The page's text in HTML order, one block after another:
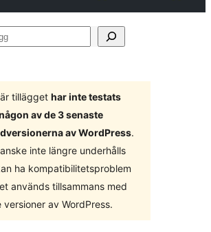
tillägget har inte testats
av de 3 senaste
av WordPress.
inte längre underhålls
ha kompatibilitetsproblem
används tillsammans med
versioner av WordPress.